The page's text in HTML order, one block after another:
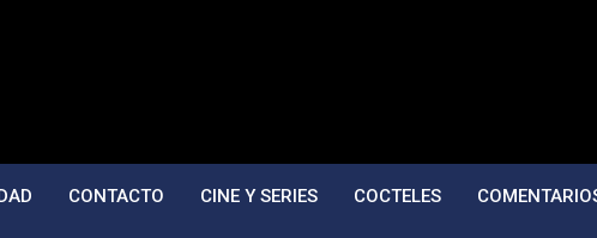
CONTACTO CINE Y SERIES COCTELES